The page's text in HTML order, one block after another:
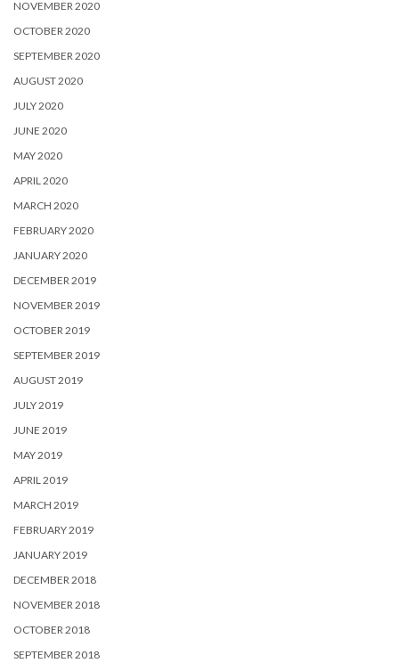
NOVEMBER 2020
OCTOBER 2020
SEPTEMBER 2020
AUGUST 2020
JULY 2020
JUNE 2020
MAY 2020
APRIL 2020
MARCH 2020
FEBRUARY 2020
JANUARY 2020
DECEMBER 2019
NOVEMBER 2019
OCTOBER 2019
SEPTEMBER 2019
AUGUST 2019
JULY 2019
JUNE 2019
MAY 2019
APRIL 2019
MARCH 2019
FEBRUARY 2019
JANUARY 2019
DECEMBER 2018
NOVEMBER 2018
OCTOBER 2018
SEPTEMBER 2018